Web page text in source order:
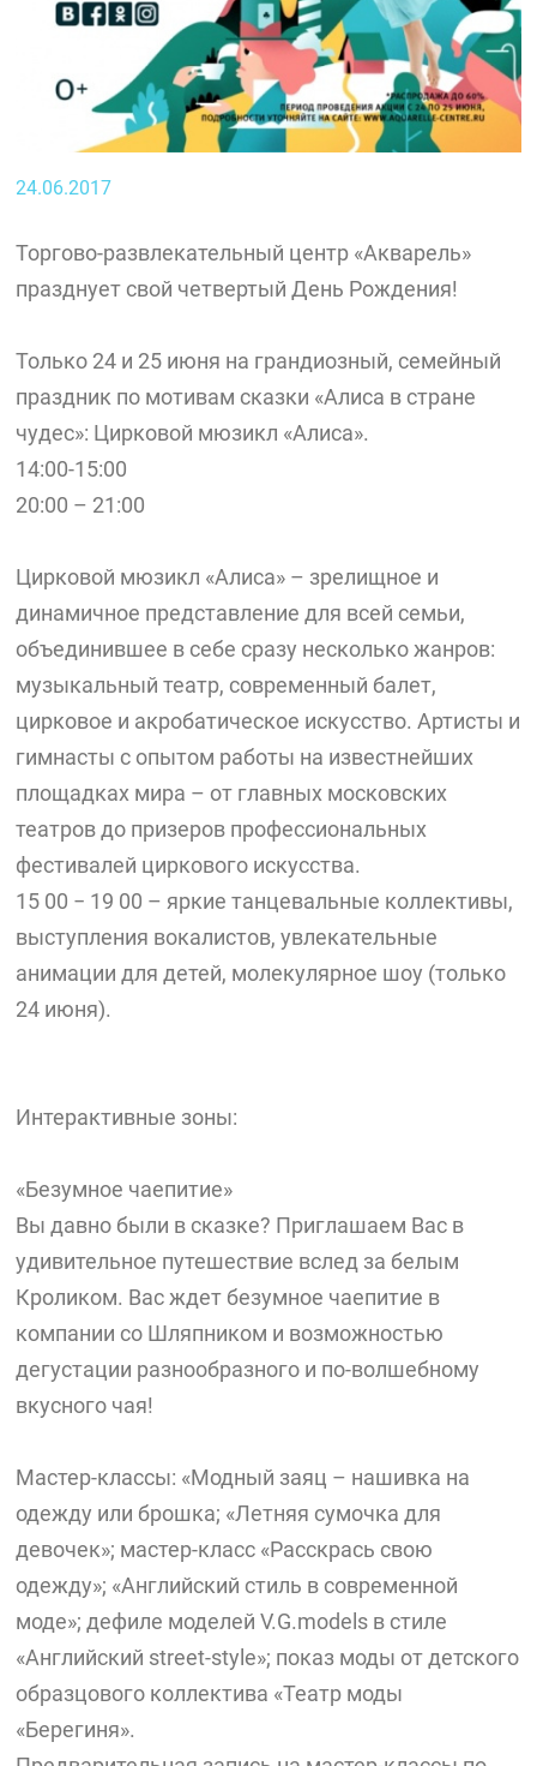
24.06.2017
Торгово-развлекательный центр «Акварель»
празднует свой четвертый День Рождения!
Только 24 и 25 июня на грандиозный, семейный
праздник по мотивам сказки «Алиса в стране
чудес»: Цирковой мюзикл «Алиса».
14:00-15:00
20:00 – 21:00
Цирковой мюзикл «Алиса» – зрелищное и
динамичное представление для всей семьи,
объединившее в себе сразу несколько жанров:
музыкальный театр, современный балет,
цирковое и акробатическое искусство. Артисты и
гимнасты с опытом работы на известнейших
площадках мира – от главных московских
театров до призеров профессиональных
фестивалей циркового искусства.
15 00 − 19 00 – яркие танцевальные коллективы,
выступления вокалистов, увлекательные
анимации для детей, молекулярное шоу (только
24 июня).
Интерактивные зоны:
«Безумное чаепитие»
Вы давно были в сказке? Приглашаем Вас в
удивительное путешествие вслед за белым
Кроликом. Вас ждет безумное чаепитие в
компании со Шляпником и возможностью
дегустации разнообразного и по-волшебному
вкусного чая!
Мастер-классы: «Модный заяц – нашивка на
одежду или брошка; «Летняя сумочка для
девочек»; мастер-класс «Расскрась свою
одежду»; «Английский стиль в современной
моде»; дефиле моделей V.G.models в стиле
«Английский street-style»; показ моды от детского
образцового коллектива «Театр моды
«Берегиня».